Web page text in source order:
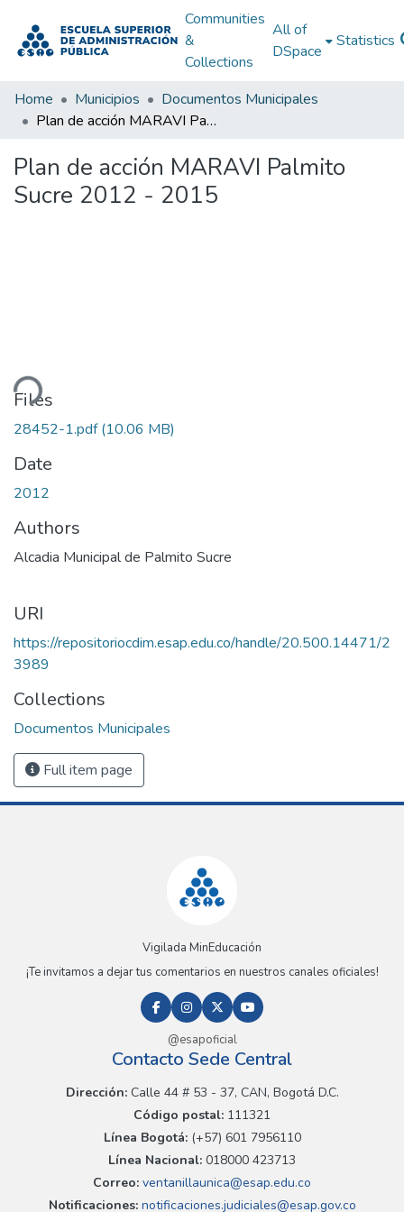
Communities
&
Collections
All of
DSpace
Statistics
Home Municipios
Documentos Municipales
Plan de acción MARAVI Palmito Sucre 2012 - 2015
Plan de acción MARAVI Palmito
Sucre 2012 - 2015
Files
28452-1.pdf(10.06 MB)
Date
2012
Authors
Alcadia Municipal de Palmito Sucre
URI
https://repositoriocdim.esap.edu.co/handle/20.500.14471/2
3989
Collections
Documentos Municipales
Full item page
Vigilada MinEducación
¡Te invitamos a dejar tus comentarios en nuestros canales oficiales!
@esapoficial
Contacto Sede Central
Dirección:Calle 44 # 53 - 37, CAN, Bogotá D.C.
Código postal: 111321
Línea Bogotá:(+57) 601 7956110
Línea Nacional: 018000 423713
Correo: ventanillaunica@esap.edu.co
Notificaciones:notificaciones.judiciales@esap.gov.co